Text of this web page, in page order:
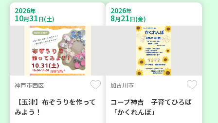
2026年
10月31日(土)
神戸市西区
【玉津】布ぞうりを作って
みよう！
2026年
8月21日(金)
加古川市
コープ神吉 子育てひろば
「かくれんぼ」